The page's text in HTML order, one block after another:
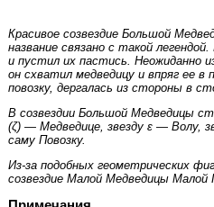
Красивое созвездие Большой
название связано с такой
и пустил их пастись. Неожиданно
он схватил медведицу и впряг ее
повозку, дергалась из стороны в
В созвездии Большой Медведицы
(ζ) — Медведице, звезду ε — Волу,
саму Повозку.
Из-за подобных геометрических
созвездие Малой Медведицы Малой